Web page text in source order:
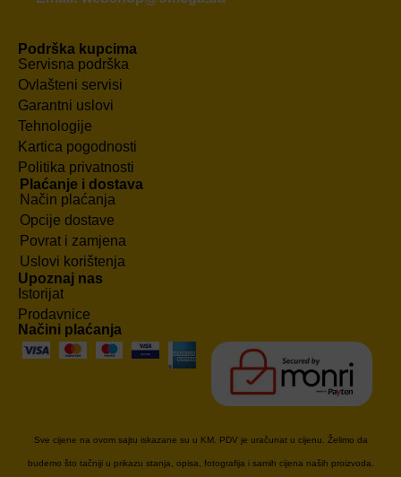
Podrška kupcima
Servisna podrška
Ovlašteni servisi
Garantni uslovi
Tehnologije
Kartica pogodnosti
Politika privatnosti
Plaćanje i dostava
Način plaćanja
Opcije dostave
Povrat i zamjena
Uslovi korištenja
Upoznaj nas
Istorijat
Prodavnice
Načini plaćanja
Sve cijene na ovom sajtu iskazane su u KM. PDV je uračunat u cijenu. Želimo da
budemo što tačniji u prikazu stanja, opisa, fotografija i samih cijena naših proizvoda.